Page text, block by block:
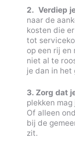
2. Verdiep
naar de
kosten die
tot
op een rij en
niet al te
je dan in het
3. Zorg dat
plekken
Of alleen
bij de
zit.